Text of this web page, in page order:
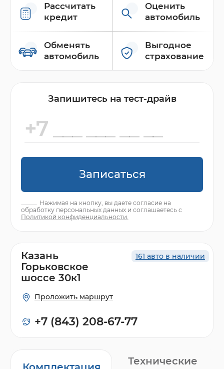
Рассчитать
кредит
Оценить
автомобиль
Обменять
автомобиль
Выгодное
страхование
Запишитесь на тест-драйв
Записаться
Нажимая на кнопку, вы даете согласие на
обработку персональных данных и соглашаетесь с
Политикой конфиденциальности.
Технические
161 авто в наличии
Казань
Горьковское
шоссе 30к1
Проложить маршрут
+7 (843) 208-67-77